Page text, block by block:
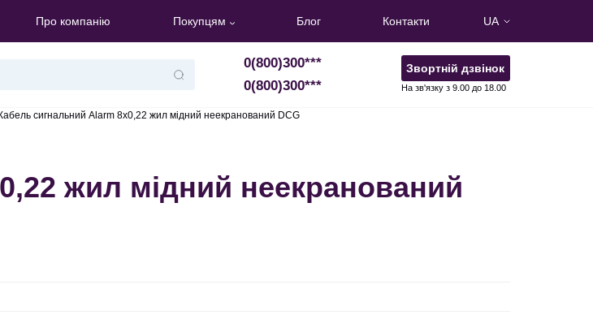
Про компанію Покупцям Блог Контакти UA
0(800)300***
0(800)300***
Звортній дзвінок
На зв'язку з 9.00 до 18.00
Кабель сигнальний Alarm 8х0,22 жил мідний неекранований DCG
жил мідний неекранований